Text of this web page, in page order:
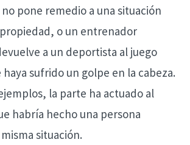
pone remedio a una situación
o un entrenador
a un deportista al juego
sufrido un golpe en la cabeza.
la parte ha actuado al
habría hecho una persona
situación.